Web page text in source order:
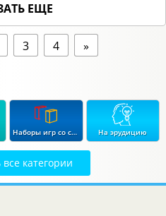
ЕЩЕ
3 4 »
Наборы игр со скидкой до 15% На эрудицию
В дорогу
категории